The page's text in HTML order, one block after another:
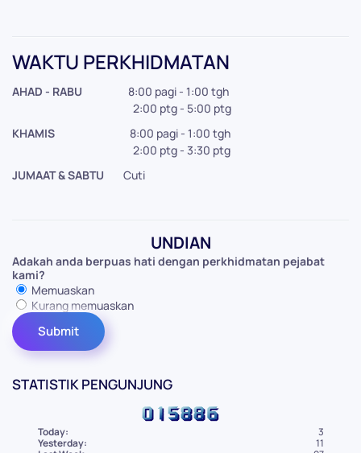
WAKTU PERKHIDMATAN
AHAD - RABU 8:00 pagi - 1:00 tgh
2:00 ptg - 5:00 ptg
KHAMIS 8:00 pagi - 1:00 tgh
2:00 ptg - 3:30 ptg
JUMAAT & SABTU Cuti
UNDIAN
Adakah anda berpuas hati dengan perkhidmatan pejabat
kami?
Memuaskan
Kurang memuaskan
STATISTIK PENGUNJUNG
Today:
3
Yesterday:
11